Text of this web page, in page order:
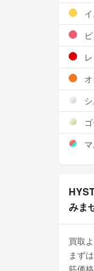
みま
買取
まず
筋価